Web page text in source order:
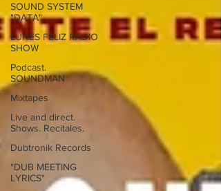
SOUND SYSTEM
"DATA"
LUNES FELIZ RADIO
SHOW
Podcast.
SOUNDMAN
Mixtapes
Live and direct.
Shows. Recitales.
Dubtronik Records
"DUB MEETING
LYRICS"